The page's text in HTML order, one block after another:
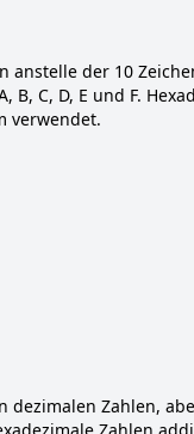
der 10
C, D, E und F.
verwendet.
dezimalen Zahlen,